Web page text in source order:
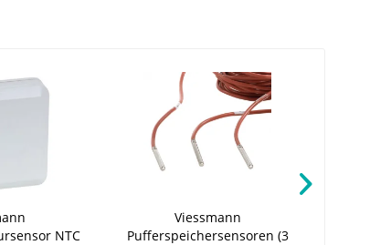
NTC
Viessmann
Pufferspeichersensoren (3